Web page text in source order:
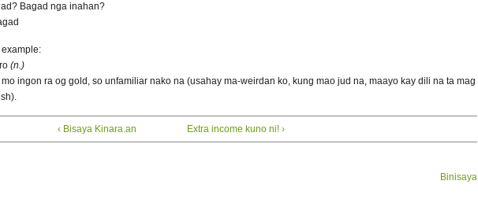
Bagad nga inahan?
example:
(n.)
ingon ra og gold, so unfamiliar nako na (usahay ma-weirdan ko, kung mao jud na, maayo kay dili na ta mag
‹ Bisaya Kinara.an Extra income kuno ni! ›
Binisaya